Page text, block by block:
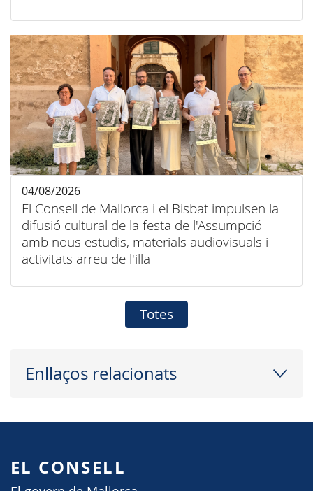
El Consell de Mallorca i el Bisbat impulsen la
difusió cultural de la festa de l'Assumpció
amb nous estudis, materials audiovisuals i
activitats arreu de l'illa
04/08/2026
Totes
Enllaços relacionats
EL CONSELL